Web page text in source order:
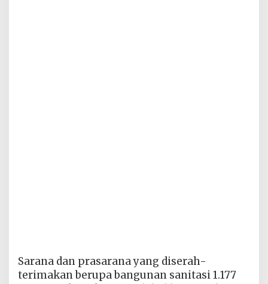
Sarana dan prasarana yang diserah-
terimakan berupa bangunan sanitasi 1.177